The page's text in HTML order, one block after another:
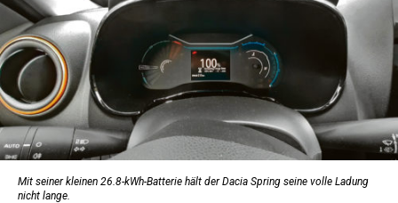
Mit seiner kleinen 26.8-kWh-Batterie hält der Dacia Spring seine volle Ladung
nicht lange.